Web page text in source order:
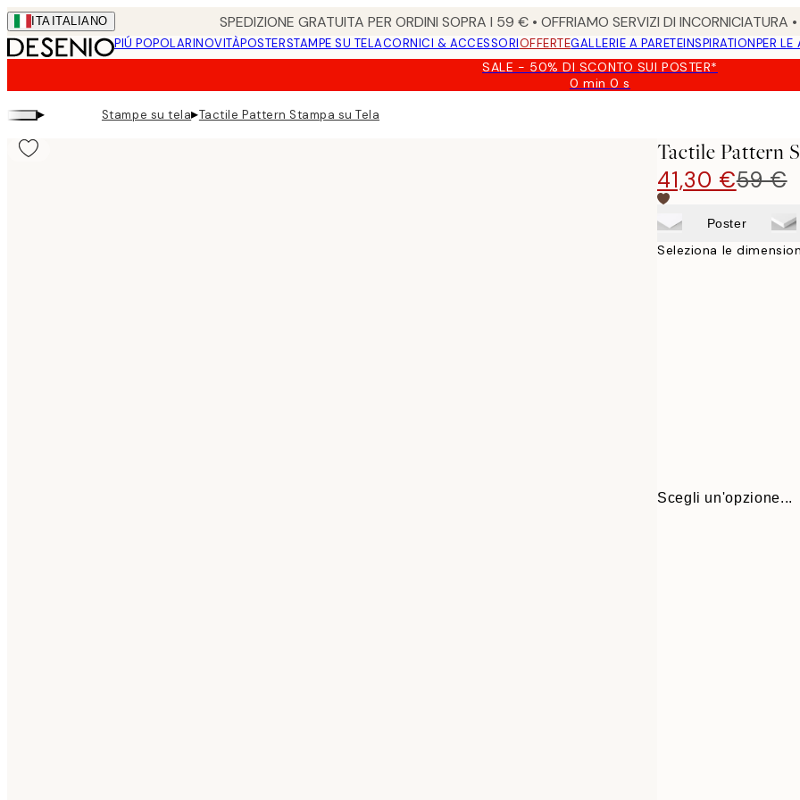
Skip
to
main
ITA ITALIANO SPEDIZIONE GRATUITA PER ORDINI SOPRA I 59 € • OFFRIAMO SERVIZI DI
PIÚ POPOLARINOVITÀPOSTERSTAMPE SU TELACORNICI & ACCESSORIOFFERTEGALLERIE A PARETEINSPIRATIONPER LE
SALE - 50% DI SCONTO SUI POSTER*
0 min0 s
Valido
▸ Stampe su tela▸Tactile Pattern Stampa su Tela
Tactile Pattern
41,30 €59 €
Poster
Seleziona le
Scegli un'opzione...